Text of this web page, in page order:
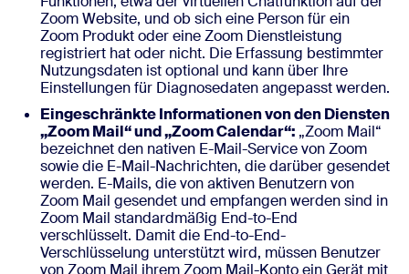
Zoom Website, und ob sich eine Person für ein
Zoom Produkt oder eine Zoom Dienstleistung
registriert hat oder nicht. Die Erfassung bestimmter
Nutzungsdaten ist optional und kann über Ihre
Einstellungen für Diagnosedaten angepasst werden.
Eingeschränkte Informationen von den Diensten
„Zoom Mail“ und „Zoom Calendar“: „Zoom Mail“
bezeichnet den nativen E-Mail-Service von Zoom
sowie die E-Mail-Nachrichten, die darüber gesendet
werden. E-Mails, die von aktiven Benutzern von
Zoom Mail gesendet und empfangen werden sind in
Zoom Mail standardmäßig End-to-End
verschlüsselt. Damit die End-to-End-
Verschlüsselung unterstützt wird, müssen Benutzer
von Zoom Mail ihrem Zoom Mail-Konto ein Gerät mit